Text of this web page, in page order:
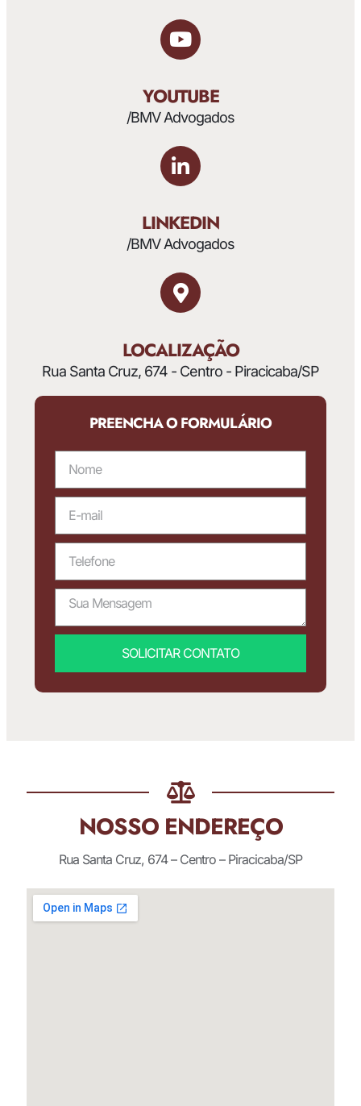
YOUTUBE
/BMV Advogados
LINKEDIN
/BMV Advogados
LOCALIZAÇÃO
Rua Santa Cruz, 674 - Centro - Piracicaba/SP
PREENCHA O FORMULÁRIO
SOLICITAR CONTATO
NOSSO ENDEREÇO
Rua Santa Cruz, 674 – Centro – Piracicaba/SP